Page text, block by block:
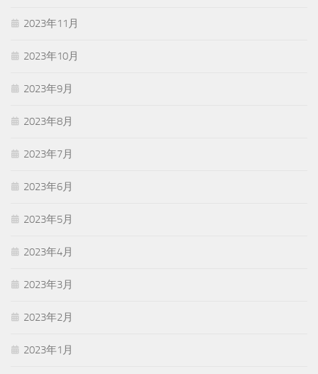
2023年11月
2023年10月
2023年9月
2023年8月
2023年7月
2023年6月
2023年5月
2023年4月
2023年3月
2023年2月
2023年1月